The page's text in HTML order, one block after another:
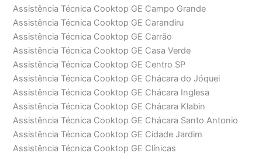
Assistência Técnica Cooktop GE Campo Grande
Assistência Técnica Cooktop GE Carandiru
Assistência Técnica Cooktop GE Carrão
Assistência Técnica Cooktop GE Casa Verde
Assistência Técnica Cooktop GE Centro SP
Assistência Técnica Cooktop GE Chácara do Jóquei
Assistência Técnica Cooktop GE Chácara Inglesa
Assistência Técnica Cooktop GE Chácara Klabin
Assistência Técnica Cooktop GE Chácara Santo Antonio
Assistência Técnica Cooktop GE Cidade Jardim
Assistência Técnica Cooktop GE Clínicas